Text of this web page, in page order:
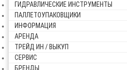
ГИДРАВЛИЧЕСКИЕ ИНСТРУМЕНТЫ
ПАЛЛЕТОУПАКОВЩИКИ
ИНФОРМАЦИЯ
АРЕНДА
ТРЕЙД ИН / ВЫКУП
СЕРВИС
БРЕНДЫ